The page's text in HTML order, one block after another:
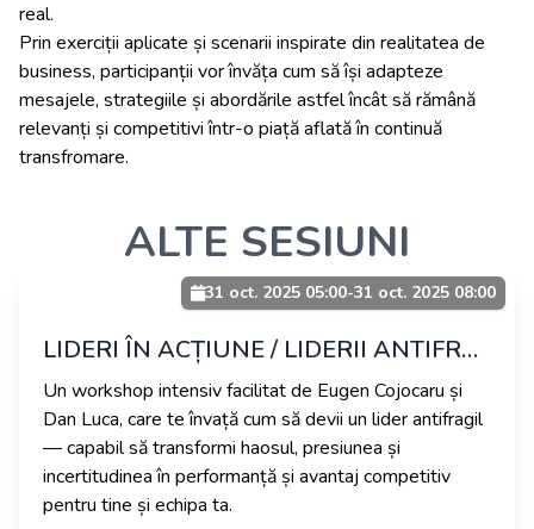
real.
Prin exerciții aplicate și scenarii inspirate din realitatea de
business, participanții vor învăța cum să își adapteze
mesajele, strategiile și abordările astfel încât să rămână
relevanți și competitivi într-o piață aflată în continuă
transfromare.
ALTE SESIUNI
31 oct. 2025 05:00-31 oct. 2025 08:00
LIDERI ÎN ACȚIUNE / LIDERII ANTIFRAGILI: CÂND HAOSUL DEVINE AVANTAJ
Un workshop intensiv facilitat de Eugen Cojocaru și
Dan Luca, care te învață cum să devii un lider antifragil
— capabil să transformi haosul, presiunea și
incertitudinea în performanță și avantaj competitiv
pentru tine și echipa ta.